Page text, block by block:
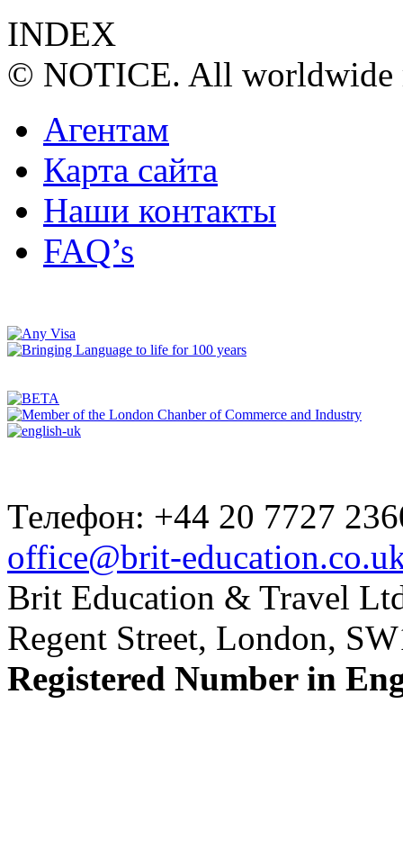
INDEX
© NOTICE. All worldwide
Агентам
Карта сайта
Наши контакты
FAQ’s
Телефон: +44 20 7727
office@brit-
Brit Education & Travel
Regent Street, London,
Registered Number in